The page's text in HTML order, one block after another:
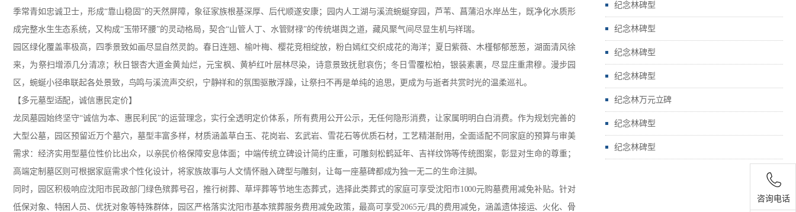
季常青如忠诚卫士，形成“靠山稳固”的天然屏障，象征家族根基深厚、后代顺遂安康；园内人工湖与溪流蜿蜒穿园，芦苇、菖蒲沿水岸丛生，既净化水质形
成完整水生生态系统，又构成“玉带环腰”的灵动格局，契合“山管人丁、水管财禄”的传统堪舆之道，藏风聚气间尽显生机与祥瑞。
园区绿化覆盖率极高，四季景致如画尽显自然灵韵。春日连翘、榆叶梅、樱花竞相绽放，粉白嫣红交织成花的海洋；夏日紫薇、木槿郁郁葱葱，湖面清风徐
来，为祭扫增添几分清凉；秋日银杏大道金黄灿烂，元宝枫、黄栌红叶层林尽染，诗意景致抚慰哀伤；冬日雪覆松柏，银装素裹，尽显庄重肃穆。漫步园
区，蜿蜒小径串联起各处景致，鸟鸣与溪流声交织，宁静祥和的氛围驱散浮躁，让祭扫不再是单纯的追思，更成为与逝者共赏时光的温柔巡礼。
【多元墓型适配，诚信惠民定价】
龙凤墓园始终坚守“诚信为本、惠民利民”的运营理念，实行全透明定价体系，所有费用公开公示，无任何隐形消费，让家属明明白白消费。作为规划完善的
大型公墓，园区预留近万个墓穴，墓型丰富多样，材质涵盖草白玉、花岗岩、玄武岩、雪花石等优质石材，工艺精湛耐用，全面适配不同家庭的预算与审美
需求：经济实用型墓位性价比出众，以亲民价格保障安息体面；中端传统立碑设计简约庄重，可雕刻松鹤延年、吉祥纹饰等传统图案，彰显对生命的尊重；
高端定制墓区则可根据家庭需求个性化设计，将家族故事与人文情怀融入碑型与雕刻，让每一座墓碑都成为独一无二的生命注脚。
同时，园区积极响应沈阳市民政部门绿色殡葬号召，推行树葬、草坪葬等节地生态葬式，选择此类葬式的家庭可享受沈阳市1000元购墓费用减免补贴。针对
低保对象、特困人员、优抚对象等特殊群体，园区严格落实沈阳市基本殡葬服务费用减免政策，最高可享受2065元/具的费用减免，涵盖遗体接运、火化、骨
纪念林碑型
纪念林碑型
纪念林碑型
纪念林碑型
纪念林万元立碑
纪念林碑型
纪念林碑型
咨询电话